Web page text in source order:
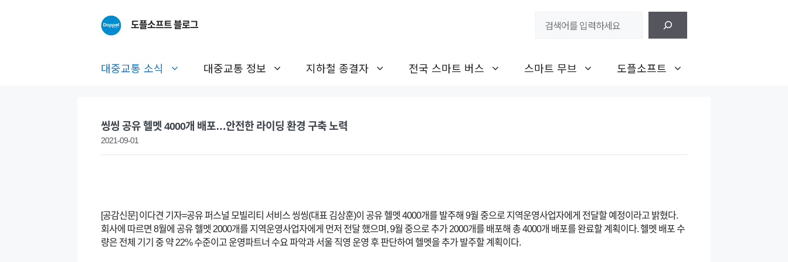
도플소프트 블로그
대중교통 소식 대중교통 정보 지하철 종결자 전국 스마트 버스 스마트 무브 도플소프트
씽씽 공유 헬멧 4000개 배포…안전한 라이딩 환경 구축 노력
2021-09-01
[공감신문] 이다견 기자=공유 퍼스널 모빌리티 서비스 씽씽(대표 김상훈)이 공유 헬멧 4000개를 발주해 9월 중으로 지역운영사업자에게 전달할 예정이라고 밝혔다.
회사에 따르면 8월에 공유 헬멧 2000개를 지역운영사업자에게 먼저 전달 했으며, 9월 중으로 추가 2000개를 배포해 총 4000개 배포를 완료할 계획이다. 헬멧 배포 수
량은 전체 기기 중 약 22% 수준이고 운영파트너 수요 파악과 서울 직영 운영 후 판단하여 헬멧을 추가 발주할 계획이다.